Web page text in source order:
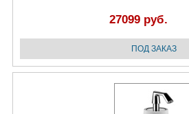
27099 руб.